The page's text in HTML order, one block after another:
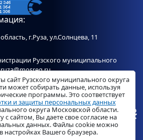
г.Руза, ул.Солнцева, 11
Рузского муниципального
.
граждан Администрации
округа:ruza_og_argo@mosreg.ru
сайт Рузского муниципального округа
может собирать данные, используя
программы. Это соответствует
и защиты персональных данных
округа Московской области.
с сайтом, Вы даете свое согласие на
данных. Файлы cookie можно
настройках Вашего браузера.